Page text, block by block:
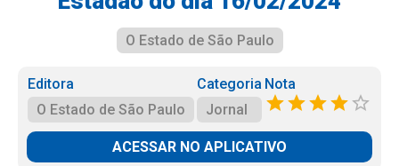
O Estado de São Paulo
Editora
O Estado de São Paulo
Categoria
Jornal
Nota
ACESSAR NO APLICATIVO